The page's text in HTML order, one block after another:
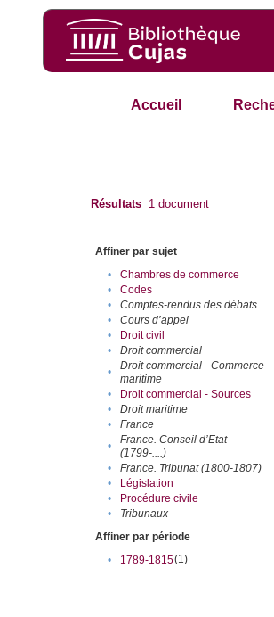
Accueil
Résultats 1 document
Affiner par sujet
•
Chambres de commerce
•
Codes
•
Comptes-rendus des débats
•
Cours d’appel
•
Droit civil
•
Droit commercial
•
Droit commercial - Commerce
maritime
• Droit commercial - Sources
•
Droit maritime
•
France
•
France. Conseil d’Etat
(1799-....)
• France. Tribunat (1800-1807)
•
Législation
•
Procédure civile
•
Tribunaux
Affiner par période
•
1789-1815(1)